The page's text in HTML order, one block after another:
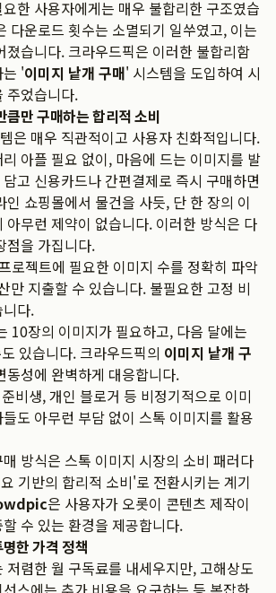
한 사용자에게는 매우 불합리한 구조였습
다운로드 횟수는 소멸되기 일쑤였고, 이는
졌습니다. 크라우드픽은 이러한 불합리함
'이미지 낱개 구매' 시스템을 도입하여 시
주었습니다.
큼만 구매하는 합리적 소비
은 매우 직관적이고 사용자 친화적입니다.
아플 필요 없이, 마음에 드는 이미지를 발
고 신용카드나 간편결제로 즉시 구매하면
인 쇼핑몰에서 물건을 사듯, 단 한 장의 이
아무런 제약이 없습니다. 이러한 방식은 다
점을 가집니다.
로젝트에 필요한 이미지 수를 정확히 파악
만 지출할 수 있습니다. 불필요한 고정 비
다.
10장의 이미지가 필요하고, 다음 달에는
있습니다. 크라우드픽의 이미지 낱개 구
동성에 완벽하게 대응합니다.
비생, 개인 블로거 등 비정기적으로 이미
도 아무런 부담 없이 스톡 이미지를 활용
방식은 스톡 이미지 시장의 소비 패러다
기반의 합리적 소비'로 전환시키는 계기
은 사용자가 오롯이 콘텐츠 제작이
수 있는 환경을 제공합니다.
한 가격 정책
저렴한 월 구독료를 내세우지만, 고해상도